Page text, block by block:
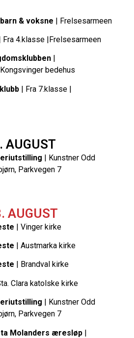
& voksne | Frelsesarmeen
Fra 4.klasse |Frelsesarmeen
bedehus
| Fra 7.klasse |
AUGUST
| Kunstner Odd
Parkvegen 7
AUGUST
| Vinger kirke
| Austmarka kirke
| Brandval kirke
Clara katolske kirke
| Kunstner Odd
Parkvegen 7
Molanders æresløp |